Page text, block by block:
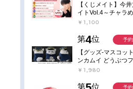
【くじメイト】今
イトVol.4～チャラ
馴染、実は一途で独
￥1,100
第4位
【グッズ-マスコッ
ンカムイ どうぶつ
コット 5.月島軍曹【
￥1,980
予
第 位 予